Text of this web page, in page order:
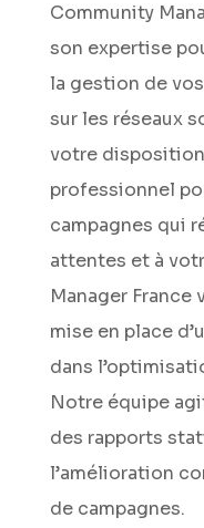
Community
son expertise
la gestion de
sur les réseaux
votre
professionnel
campagnes qui
attentes et à
Manager France
mise en place
dans
Notre équipe
des rapports
l’amélioration
de campagnes.